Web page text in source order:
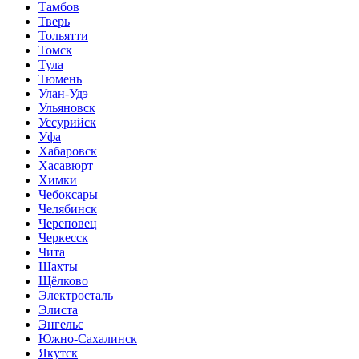
Тамбов
Тверь
Тольятти
Томск
Тула
Тюмень
Улан-Удэ
Ульяновск
Уссурийск
Уфа
Хабаровск
Хасавюрт
Химки
Чебоксары
Челябинск
Череповец
Черкесск
Чита
Шахты
Щёлково
Электросталь
Элиста
Энгельс
Южно-Сахалинск
Якутск